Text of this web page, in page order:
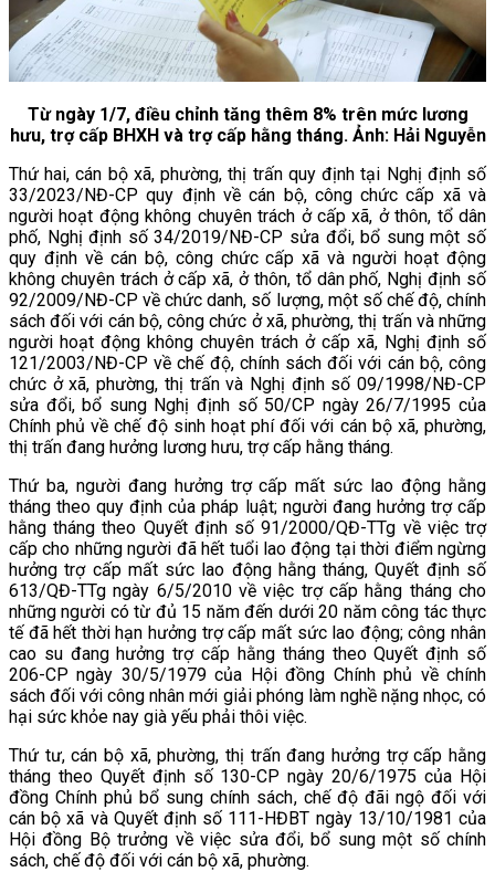
Từ ngày 1/7, điều chỉnh tăng thêm 8% trên mức lương
hưu, trợ cấp BHXH và trợ cấp hằng tháng. Ảnh: Hải Nguyễn
Thứ hai, cán bộ xã, phường, thị trấn quy định tại Nghị định số
33/2023/NĐ-CP quy định về cán bộ, công chức cấp xã và
người hoạt động không chuyên trách ở cấp xã, ở thôn, tổ dân
phố, Nghị định số 34/2019/NĐ-CP sửa đổi, bổ sung một số
quy định về cán bộ, công chức cấp xã và người hoạt động
không chuyên trách ở cấp xã, ở thôn, tổ dân phố, Nghị định số
92/2009/NĐ-CP về chức danh, số lượng, một số chế độ, chính
sách đối với cán bộ, công chức ở xã, phường, thị trấn và những
người hoạt động không chuyên trách ở cấp xã, Nghị định số
121/2003/NĐ-CP về chế độ, chính sách đối với cán bộ, công
chức ở xã, phường, thị trấn và Nghị định số 09/1998/NĐ-CP
sửa đổi, bổ sung Nghị định số 50/CP ngày 26/7/1995 của
Chính phủ về chế độ sinh hoạt phí đối với cán bộ xã, phường,
thị trấn đang hưởng lương hưu, trợ cấp hằng tháng.
Thứ ba, người đang hưởng trợ cấp mất sức lao động hằng
tháng theo quy định của pháp luật; người đang hưởng trợ cấp
hằng tháng theo Quyết định số 91/2000/QĐ-TTg về việc trợ
cấp cho những người đã hết tuổi lao động tại thời điểm ngừng
hưởng trợ cấp mất sức lao động hằng tháng, Quyết định số
613/QĐ-TTg ngày 6/5/2010 về việc trợ cấp hằng tháng cho
những người có từ đủ 15 năm đến dưới 20 năm công tác thực
tế đã hết thời hạn hưởng trợ cấp mất sức lao động; công nhân
cao su đang hưởng trợ cấp hằng tháng theo Quyết định số
206-CP ngày 30/5/1979 của Hội đồng Chính phủ về chính
sách đối với công nhân mới giải phóng làm nghề nặng nhọc, có
hại sức khỏe nay già yếu phải thôi việc.
Thứ tư, cán bộ xã, phường, thị trấn đang hưởng trợ cấp hằng
tháng theo Quyết định số 130-CP ngày 20/6/1975 của Hội
đồng Chính phủ bổ sung chính sách, chế độ đãi ngộ đối với
cán bộ xã và Quyết định số 111-HĐBT ngày 13/10/1981 của
Hội đồng Bộ trưởng về việc sửa đổi, bổ sung một số chính
sách, chế độ đối với cán bộ xã, phường.